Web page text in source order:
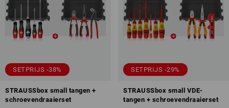
SETPRIJS -38%
STRAUSSbox small tangen +
schroevendraaierset
SETPRIJS -29%
STRAUSSbox small VDE-
tangen + schroevendraaierset